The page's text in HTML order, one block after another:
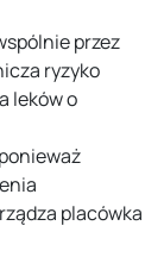
przez
ryzyko
leków o
placówka